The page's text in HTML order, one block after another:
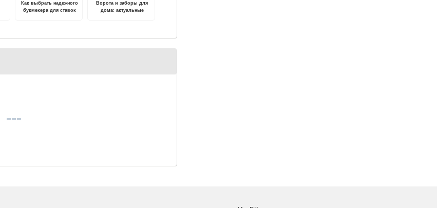
Как выбрать надежного
букмекера для ставок
Ворота и заборы для
дома: актуальные